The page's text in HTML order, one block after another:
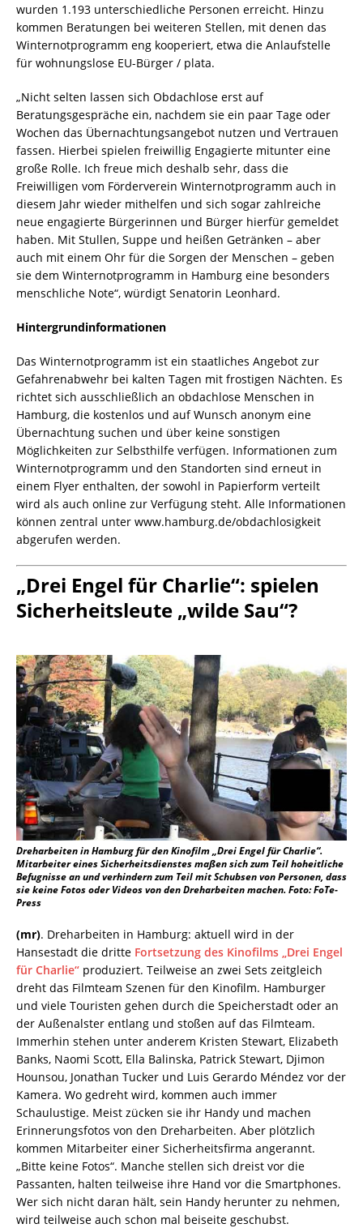
wurden 1.193 unterschiedliche Personen erreicht. Hinzu
kommen Beratungen bei weiteren Stellen, mit denen das
Winternotprogramm eng kooperiert, etwa die Anlaufstelle
für wohnungslose EU-Bürger / plata.
„Nicht selten lassen sich Obdachlose erst auf
Beratungsgespräche ein, nachdem sie ein paar Tage oder
Wochen das Übernachtungsangebot nutzen und Vertrauen
fassen. Hierbei spielen freiwillig Engagierte mitunter eine
große Rolle. Ich freue mich deshalb sehr, dass die
Freiwilligen vom Förderverein Winternotprogramm auch in
diesem Jahr wieder mithelfen und sich sogar zahlreiche
neue engagierte Bürgerinnen und Bürger hierfür gemeldet
haben. Mit Stullen, Suppe und heißen Getränken – aber
auch mit einem Ohr für die Sorgen der Menschen – geben
sie dem Winternotprogramm in Hamburg eine besonders
menschliche Note“, würdigt Senatorin Leonhard.
Hintergrundinformationen
Das Winternotprogramm ist ein staatliches Angebot zur
Gefahrenabwehr bei kalten Tagen mit frostigen Nächten. Es
richtet sich ausschließlich an obdachlose Menschen in
Hamburg, die kostenlos und auf Wunsch anonym eine
Übernachtung suchen und über keine sonstigen
Möglichkeiten zur Selbsthilfe verfügen. Informationen zum
Winternotprogramm und den Standorten sind erneut in
einem Flyer enthalten, der sowohl in Papierform verteilt
wird als auch online zur Verfügung steht. Alle Informationen
können zentral unter www.hamburg.de/obdachlosigkeit
abgerufen werden.
„Drei Engel für Charlie“: spielen
Sicherheitsleute „wilde Sau“?
Dreharbeiten in Hamburg für den Kinofilm „Drei Engel für Charlie“.
Mitarbeiter eines Sicherheitsdienstes maßen sich zum Teil hoheitliche
Befugnisse an und verhindern zum Teil mit Schubsen von Personen, dass
sie keine Fotos oder Videos von den Dreharbeiten machen. Foto: FoTe-
Press
(mr). Dreharbeiten in Hamburg: aktuell wird in der
Hansestadt die dritte Fortsetzung des Kinofilms „Drei Engel
für Charlie“ produziert. Teilweise an zwei Sets zeitgleich
dreht das Filmteam Szenen für den Kinofilm. Hamburger
und viele Touristen gehen durch die Speicherstadt oder an
der Außenalster entlang und stoßen auf das Filmteam.
Immerhin stehen unter anderem Kristen Stewart, Elizabeth
Banks, Naomi Scott, Ella Balinska, Patrick Stewart, Djimon
Hounsou, Jonathan Tucker und Luis Gerardo Méndez vor der
Kamera. Wo gedreht wird, kommen auch immer
Schaulustige. Meist zücken sie ihr Handy und machen
Erinnerungsfotos von den Dreharbeiten. Aber plötzlich
kommen Mitarbeiter einer Sicherheitsfirma angerannt.
„Bitte keine Fotos“. Manche stellen sich dreist vor die
Passanten, halten teilweise ihre Hand vor die Smartphones.
Wer sich nicht daran hält, sein Handy herunter zu nehmen,
wird teilweise auch schon mal beiseite geschubst.